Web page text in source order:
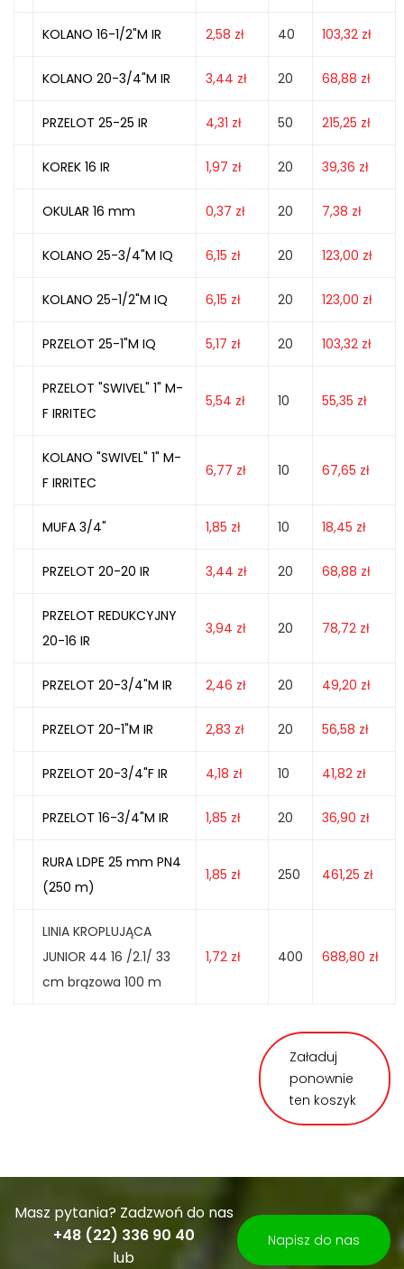
KOLANO 16-1/2"M IR 2,58 zł 40 103,32 zł
KOLANO 20-3/4"M IR 3,44 zł 20 68,88 zł
PRZELOT 25-25 IR 4,31 zł 50 215,25 zł
KOREK 16 IR 1,97 zł 20 39,36 zł
OKULAR 16 mm 0,37 zł 20 7,38 zł
KOLANO 25-3/4"M IQ 6,15 zł 20 123,00 zł
KOLANO 25-1/2"M IQ 6,15 zł 20 123,00 zł
PRZELOT 25-1"M IQ 5,17 zł 20 103,32 zł
PRZELOT "SWIVEL" 1" M-
F IRRITEC
5,54 zł 10 55,35 zł
KOLANO "SWIVEL" 1" M-
F IRRITEC
6,77 zł 10 67,65 zł
MUFA 3/4" 1,85 zł 10 18,45 zł
PRZELOT 20-20 IR 3,44 zł 20 68,88 zł
PRZELOT REDUKCYJNY
20-16 IR
3,94 zł 20 78,72 zł
PRZELOT 20-3/4"M IR 2,46 zł 20 49,20 zł
PRZELOT 20-1"M IR 2,83 zł 20 56,58 zł
PRZELOT 20-3/4"F IR 4,18 zł 10 41,82 zł
PRZELOT 16-3/4"M IR 1,85 zł 20 36,90 zł
RURA LDPE 25 mm PN4
(250 m)
1,85 zł 250 461,25 zł
LINIA KROPLUJĄCA
JUNIOR 44 16 /2.1/ 33
cm brązowa 100 m
1,72 zł 400 688,80 zł
Załaduj
ponownie
ten koszyk
Masz pytania? Zadzwoń do nas
+48 (22) 336 90 40
lub
Napisz do nas